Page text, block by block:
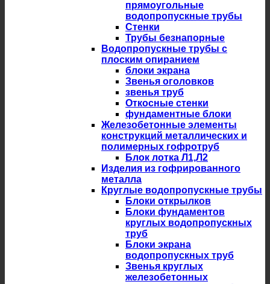
прямоугольные
водопропускные трубы
Стенки
Трубы безнапорные
Водопропускные трубы с
плоским опиранием
блоки экрана
Звенья оголовков
звенья труб
Откосные стенки
фундаментные блоки
Железобетонные элементы
конструкций металлических и
полимерных гофротруб
Блок лотка Л1,Л2
Изделия из гофрированного
металла
Круглые водопропускные трубы
Блоки открылков
Блоки фундаментов
круглых водопропускных
труб
Блоки экрана
водопропускных труб
Звенья круглых
железобетонных